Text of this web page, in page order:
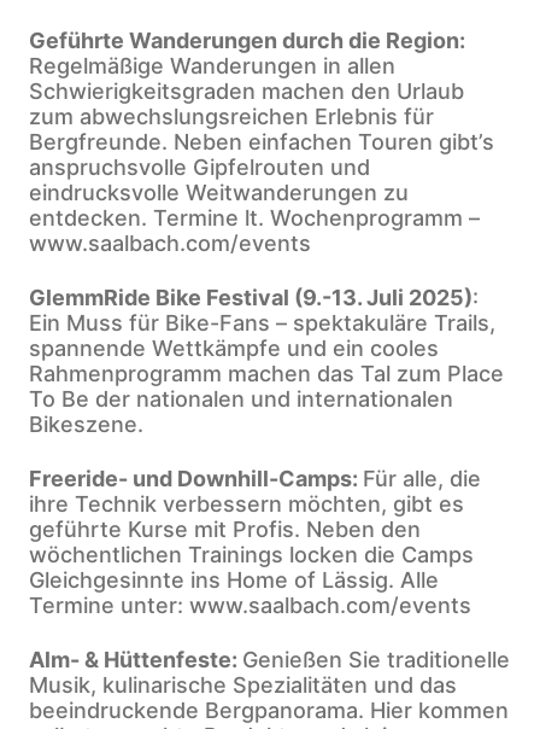
Geführte Wanderungen durch die Region:
Regelmäßige Wanderungen in allen
Schwierigkeitsgraden machen den Urlaub
zum abwechslungsreichen Erlebnis für
Bergfreunde. Neben einfachen Touren gibt’s
anspruchsvolle Gipfelrouten und
eindrucksvolle Weitwanderungen zu
entdecken. Termine lt. Wochenprogramm –
www.saalbach.com/events
GlemmRide Bike Festival (9.-13. Juli 2025):
Ein Muss für Bike-Fans – spektakuläre Trails,
spannende Wettkämpfe und ein cooles
Rahmenprogramm machen das Tal zum Place
To Be der nationalen und internationalen
Bikeszene.
Freeride- und Downhill-Camps: Für alle, die
ihre Technik verbessern möchten, gibt es
geführte Kurse mit Profis. Neben den
wöchentlichen Trainings locken die Camps
Gleichgesinnte ins Home of Lässig. Alle
Termine unter: www.saalbach.com/events
Alm- & Hüttenfeste: Genießen Sie traditionelle
Musik, kulinarische Spezialitäten und das
beeindruckende Bergpanorama. Hier kommen